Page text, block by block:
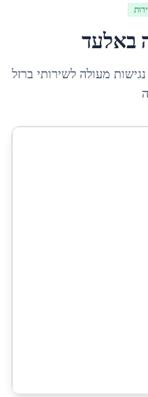
באלעד
מעולה לשירותי ברזל